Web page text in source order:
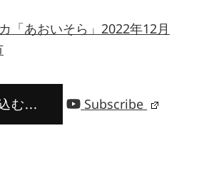
「あおいそら」2022年12月
む... Subscribe